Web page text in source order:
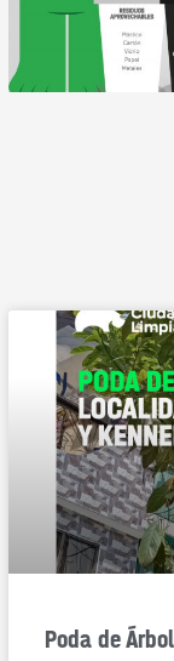
Poda de